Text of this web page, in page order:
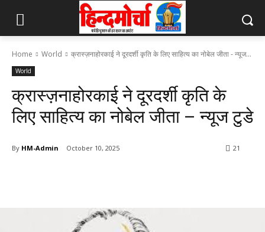
Home World क्रास्ज़नाहोरकाई ने दूरदर्शी कृति के लिए साहित्य का नोबेल जीता - न्यूज...
World
क्रास्ज़नाहोरकाई ने दूरदर्शी कृति के
लिए साहित्य का नोबेल जीता – न्यूज टुडे
By HM-Admin October 10, 2025 21